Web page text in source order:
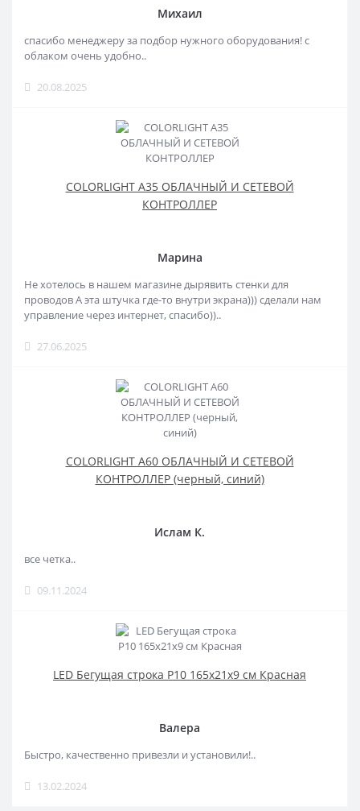
Михаил
спасибо менеджеру за подбор нужного оборудования! с
облаком очень удобно..
20.08.2025
COLORLIGHT A35 ОБЛАЧНЫЙ И СЕТЕВОЙ
КОНТРОЛЛЕР
Марина
Не хотелось в нашем магазине дырявить стенки для
проводов А эта штучка где-то внутри экрана))) сделали нам
управление через интернет, спасибо))..
27.06.2025
COLORLIGHT A60 ОБЛАЧНЫЙ И СЕТЕВОЙ
КОНТРОЛЛЕР (черный, синий)
Ислам К.
все четка..
09.11.2024
LED Бегущая строка Р10 165x21x9 см Красная
Валера
Быстро, качественно привезли и установили!..
13.02.2024